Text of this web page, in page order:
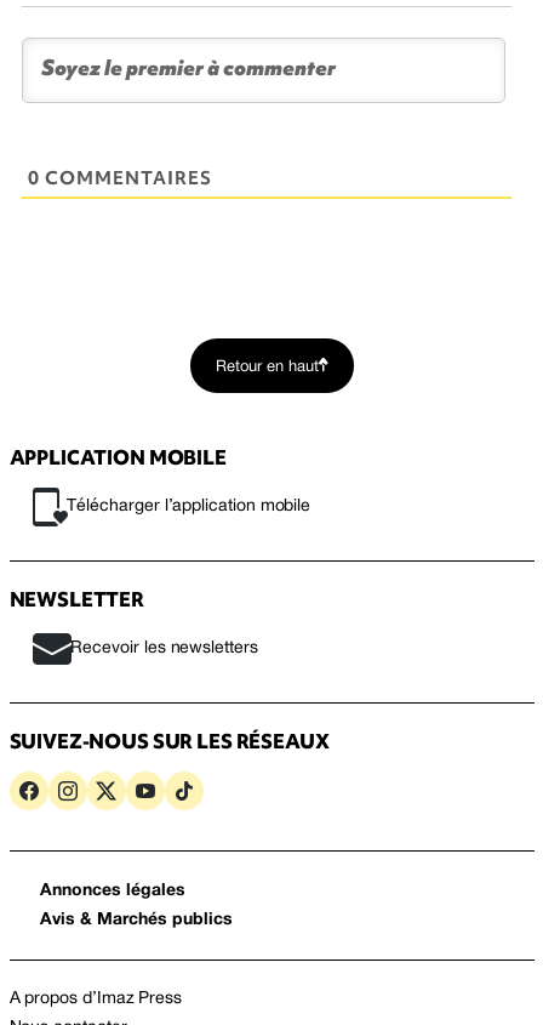
0 COMMENTAIRES
Retour en haut
APPLICATION MOBILE
Télécharger l’application mobile
NEWSLETTER
Recevoir les newsletters
SUIVEZ-NOUS SUR LES RÉSEAUX
Annonces légales
Avis & Marchés publics
A propos d’Imaz Press